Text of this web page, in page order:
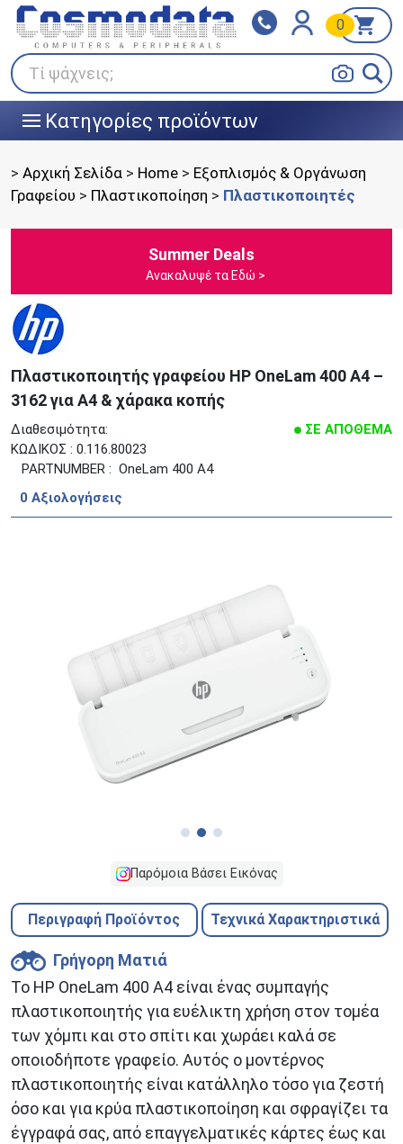
Τί ψάχνεις;
0
||| Κατηγορίες προϊόντων
Klarna
Πληρώστε σε 3
άτοκες δόσεις
BOX NOW
> Αρχική Σελίδα > Home > Εξοπλισμός & Οργάνωση
Γραφείου > Πλαστικοποίηση > Πλαστικοποιητές
Summer Deals
Ανακαλυψέ τα Εδώ >
Πλαστικοποιητής γραφείου HP OneLam 400 A4 –
3162 για A4 & χάρακα κοπής
Διαθεσιμότητα:
ΣΕ ΑΠΟΘΕΜΑ
ΚΩΔΙΚΟΣ : 0.116.80023
PARTNUMBER : OneLam 400 A4
0 Aξιολογήσεις
Παρόμοια Βάσει Εικόνας
Περιγραφή Προϊόντος Τεχνικά Χαρακτηριστικά
Γρήγορη Ματιά
Το HP OneLam 400 A4 είναι ένας συμπαγής
πλαστικοποιητής για ευέλικτη χρήση στον τομέα
των χόμπι και στο σπίτι και χωράει καλά σε
οποιοδήποτε γραφείο. Αυτός ο μοντέρνος
πλαστικοποιητής είναι κατάλληλο τόσο για ζεστή
όσο και για κρύα πλαστικοποίηση και σφραγίζει τα
έγγραφά σας, από επαγγελματικές κάρτες έως και